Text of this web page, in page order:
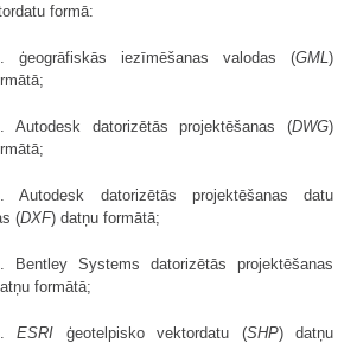
formā:
ģeogrāfiskās iezīmēšanas valodas (GML )
Autodesk datorizētās projektēšanas (DWG)
Autodesk datorizētās projektēšanas datu
(DXF) datņu formātā;
Bentley Systems datorizētās projektēšanas
formātā;
ESRI ģeotelpisko vektordatu (SHP) datņu